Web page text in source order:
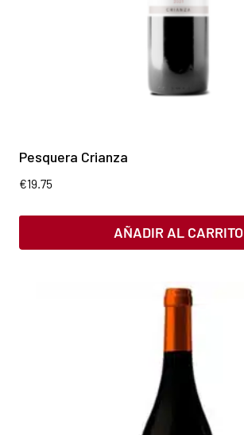
Pesquera Crianza
€19.75
AÑADIR AL CARRITO